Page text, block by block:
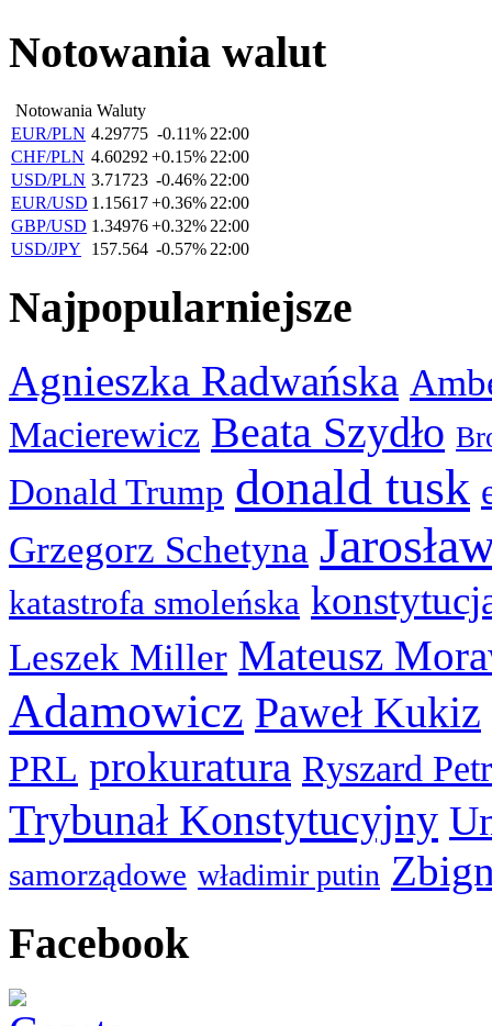
Notowania walut
Notowania Waluty
EUR/PLN 4.29775 -0.11% 22:00
CHF/PLN 4.60292 +0.15% 22:00
USD/PLN 3.71723 -0.46% 22:00
EUR/USD 1.15617+0.36% 22:00
GBP/USD 1.34976+0.32% 22:00
USD/JPY
157.564 -0.57% 22:00
Najpopularniejsze
Agnieszka Radwańska
Macierewicz Beata Szydło
Donald Trump donald tusk
Grzegorz Schetyna
katastrofa smoleńska
Leszek Miller Mateusz
Adamowicz Paweł Kukiz
PRL prokuratura Ryszard
Trybunał Konstytucyjny
samorządowe władimir putin
Facebook